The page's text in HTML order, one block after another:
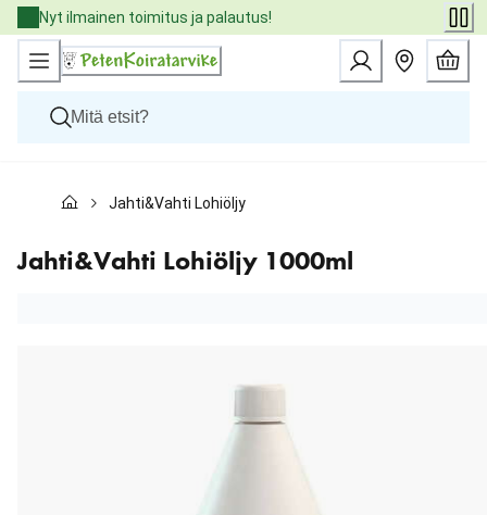
Skip
to
Content
Nyt ilmainen toimitus ja palautus!
Kissat
Eläinlääkäriruoat
Tuotemerkit
Jahti&Vahti Lohiöljy 1000ml
Jahti&Vahti Lohiöljy 1000ml